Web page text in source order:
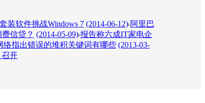
装软件挑战Windows 7 (2014-06-12) 阿里巴
信贷？ (2014-05-09) 报告称六成IT家电企
络指出错误的堆积关键词有哪些 (2013-03-
召开